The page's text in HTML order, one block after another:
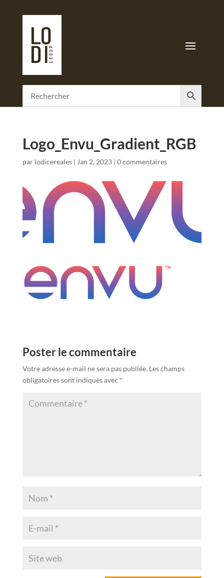
Logo_Envu_Gradient_RGB
par lodicereales| Jan 2, 2023| 0 commentaires
Poster le commentaire
Votre adresse e-mail ne sera pas publiée. Les champs
obligatoires sont indiqués avec *